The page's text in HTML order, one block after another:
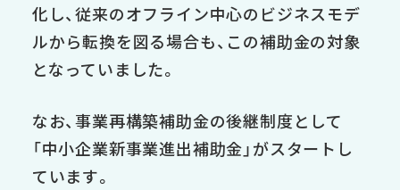
化し、従来のオフライン中心のビジネスモデ
ルから転換を図る場合も、この補助金の対象
となっていました。
なお、事業再構築補助金の後継制度として
「中小企業新事業進出補助金」がスタートし
ています。